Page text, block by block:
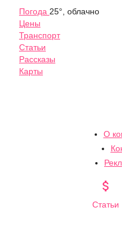
Погода 25°, облачно
Цены
Транспорт
Статьи
Рассказы
Карты
О

Статьи